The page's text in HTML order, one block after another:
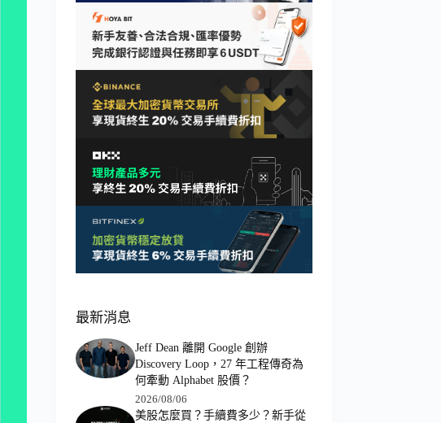
最新消息
Jeff Dean 離開 Google 創辦
Discovery Loop，27 年工程傳奇為
何牽動 Alphabet 股價？
2026/08/06
美股怎麼買？手續費多少？新手從